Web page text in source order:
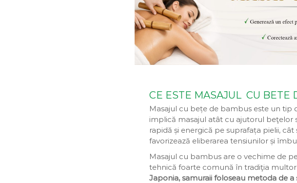
CE ESTE MASAJUL CU BETE
Masajul cu bețe de bambus este un tip
implică masajul atât cu ajutorul beţelor
rapidă și energică pe suprafața pielii,
favorizează eliberarea tensiunilor și
Masajul cu bambus are o vechime de
tehnică foarte comună în tradiţia
Japonia, samuraii foloseau metoda de